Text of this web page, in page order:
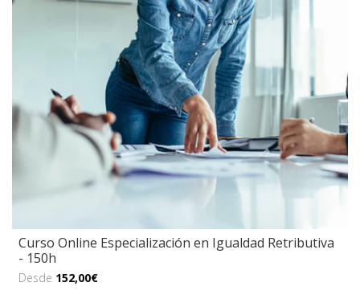
Curso Online Especialización en Igualdad Retributiva
- 150h
Desde 152,00€